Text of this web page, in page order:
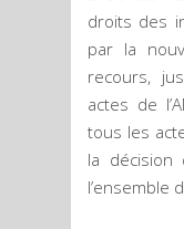
droits des
par la
recours,
actes de
tous les
la décision
l’ensemble